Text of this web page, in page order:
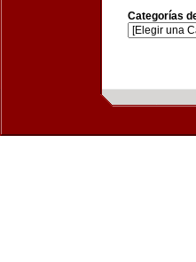
Categorías